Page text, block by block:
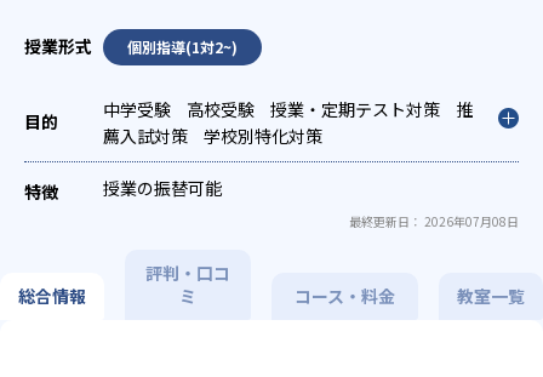
個別指導(1対2~)
中学受験 高校受験 授業・定期テスト対策
推
薦入試対策
学校別特化対策
授業の振替可能
最終更新日： 2026年07月08日
総合情報
評判・口コ
ミ
コース・料金 教室一覧